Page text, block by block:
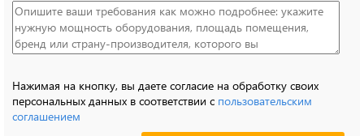
Нажимая на кнопку, вы даете согласие на обработку своих
персональных данных в соответствии с пользовательским
соглашением